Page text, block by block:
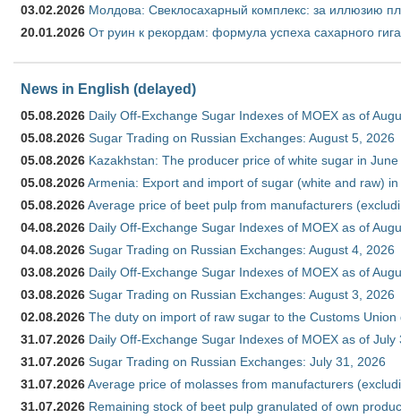
03.02.2026 Молдова: Свеклосахарный комплекс: за иллюзию
20.01.2026 От руин к рекордам: формула успеха сахарного
News in English (delayed)
05.08.2026 Daily Off-Exchange Sugar Indexes of MOEX as of
05.08.2026 Sugar Trading on Russian Exchanges: August 5, 2026
05.08.2026 Kazakhstan: The producer price of white sugar in
05.08.2026Armenia: Export and import of sugar (white and raw)
05.08.2026Average price of beet pulp from manufacturers
04.08.2026 Daily Off-Exchange Sugar Indexes of MOEX as of
04.08.2026 Sugar Trading on Russian Exchanges: August 4, 2026
03.08.2026 Daily Off-Exchange Sugar Indexes of MOEX as of
03.08.2026 Sugar Trading on Russian Exchanges: August 3, 2026
02.08.2026 The duty on import of raw sugar to the Customs
31.07.2026 Daily Off-Exchange Sugar Indexes of MOEX as of July
31.07.2026 Sugar Trading on Russian Exchanges: July 31, 2026
31.07.2026Average price of molasses from manufacturers
31.07.2026 Remaining stock of beet pulp granulated of own